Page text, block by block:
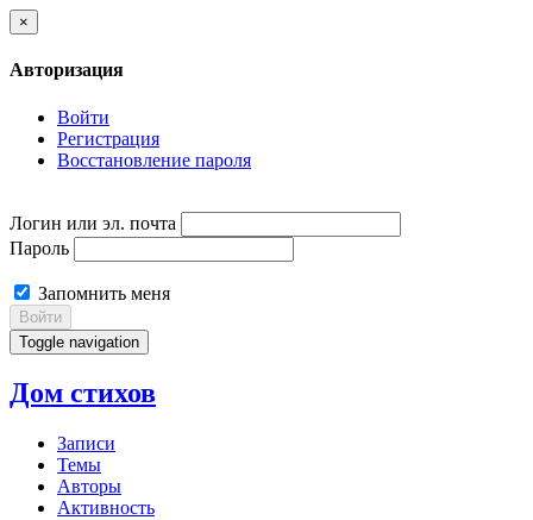
×
Авторизация
Войти
Регистрация
Восстановление пароля
Логин или эл. почта
Пароль
Запомнить меня
Войти
Toggle navigation
Дом стихов
Записи
Темы
Авторы
Активность